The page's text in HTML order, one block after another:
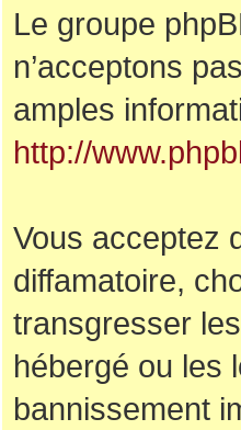
Le groupe
n’acceptons
amples
http://
Vous acceptez
diffamatoire,
transgresser
hébergé ou les
bannissement